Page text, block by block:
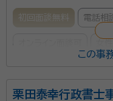
初回面談無料 電話相
山本 恵 行政書士・宅地
この事
栗田泰幸行政書士